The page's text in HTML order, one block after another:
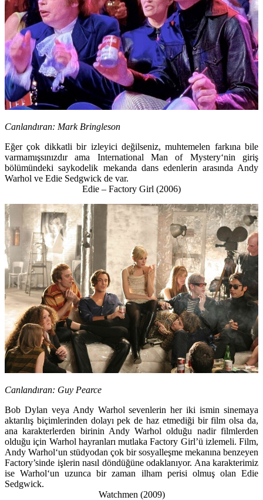
Canlandıran: Mark Bringleson
Eğer çok dikkatli bir izleyici değilseniz, muhtemelen farkına bile
varmamışsınızdır ama International Man of Mystery‘nin giriş
bölümündeki saykodelik mekanda dans edenlerin arasında Andy
Warhol ve Edie Sedgwick de var.
Edie – Factory Girl (2006)
Canlandıran: Guy Pearce
Bob Dylan veya Andy Warhol sevenlerin her iki ismin sinemaya
aktarılış biçimlerinden dolayı pek de haz etmediği bir film olsa da,
ana karakterlerden birinin Andy Warhol olduğu nadir filmlerden
olduğu için Warhol hayranları mutlaka Factory Girl’ü izlemeli. Film,
Andy Warhol‘un stüdyodan çok bir sosyalleşme mekanına benzeyen
Factory’sinde işlerin nasıl döndüğüne odaklanıyor. Ana karakterimiz
iseWarhol‘un uzunca bir zaman ilham perisi olmuş olan Edie
Sedgwick.
Watchmen (2009)